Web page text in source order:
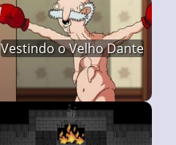
Vestindo o Velho Dante